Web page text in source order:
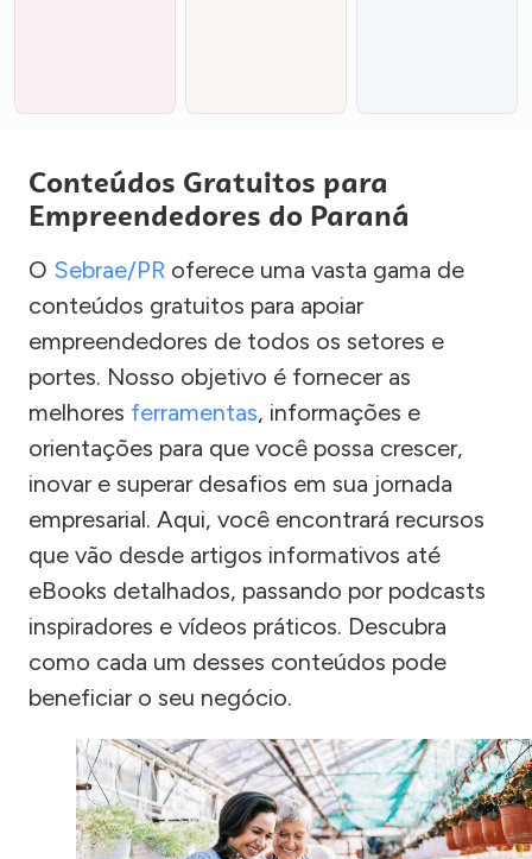
Conteúdos Gratuitos para
Empreendedores do Paraná
O Sebrae/PR oferece uma vasta gama de
conteúdos gratuitos para apoiar
empreendedores de todos os setores e
portes. Nosso objetivo é fornecer as
melhores ferramentas, informações e
orientações para que você possa crescer,
inovar e superar desafios em sua jornada
empresarial. Aqui, você encontrará recursos
que vão desde artigos informativos até
eBooks detalhados, passando por podcasts
inspiradores e vídeos práticos. Descubra
como cada um desses conteúdos pode
beneficiar o seu negócio.